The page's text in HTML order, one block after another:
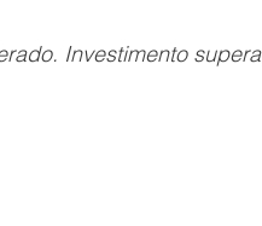
Investimento